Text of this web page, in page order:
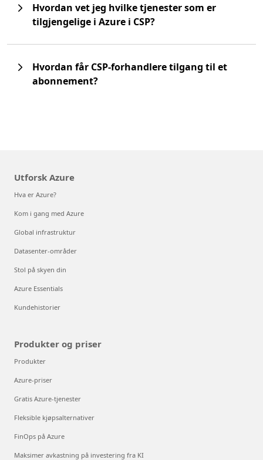
Hvordan vet jeg hvilke tjenester som er
tilgjengelige i Azure i CSP?
Hvordan får CSP-forhandlere tilgang til et
abonnement?
Utforsk Azure
Hva er Azure?
Kom i gang med Azure
Global infrastruktur
Datasenter-områder
Stol på skyen din
Azure Essentials
Kundehistorier
Produkter og priser
Produkter
Azure-priser
Gratis Azure-tjenester
Fleksible kjøpsalternativer
FinOps på Azure
Maksimer avkastning på investering fra KI